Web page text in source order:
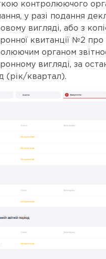
контролюючого
у разі подання
вигляді, або з
квитанції №2
органом
вигляді, за
(рік/квартал).